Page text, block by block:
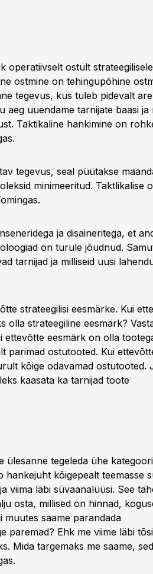
operatiivselt ostult strateegilisele
ostmine on tehingupõhine
tegevus, kus tuleb pidevalt
aeg uuendame tarnijate baasi ja
Taktikaline hankimine on
tegevus, seal püütakse
minimeeritud. Taktlikalise
ja disaineritega, et
on turule jõudnud.
tarnijad ja milliseid uusi
strateegilisi eesmärke. Kui
olla strateegiline eesmärk?
ettevõtte eesmärk on olla
parimad ostutooted. Kui
kõige odavamad ostutooted.
kaasata ka tarnijad toote
ülesanne tegeleda ühe
hankejuht kõigepealt teemasse
viima läbi süvaanalüüsi. See
osta, millised on hinnad,
muutes saame parandada
paremad? Ehk me viime läbi
Mida targemaks me saame,